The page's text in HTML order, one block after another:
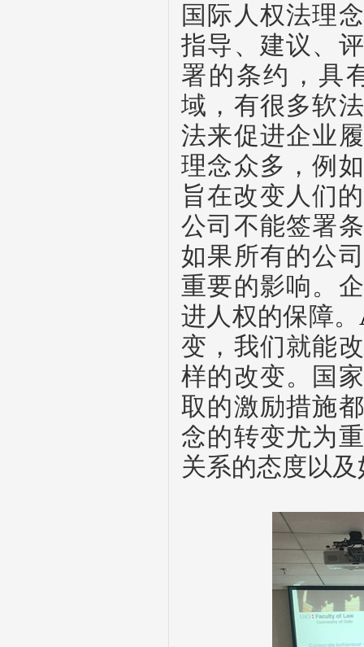
国际人权法理
指导、建议、
署的条约，具
域，有很多软
法来促进企业
理念众多，例
旨在改变人们
公司不能签署
如果所有的公
重要的影响。
进人权的保障。
变，我们就能
样的改变。国
取的激励措施
念的转变尤为
关系的态度以